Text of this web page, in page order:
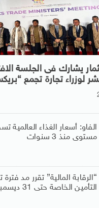
يشارك فى الجلسة
لوزراء تجارة تجمع
الفاو: أسعار الغذاء العالمية
مستوى منذ 3 سنوات
“الرقابة المالية” تقرر مد
التأمين الخاصة حتى 31 ديسمبر المقبل